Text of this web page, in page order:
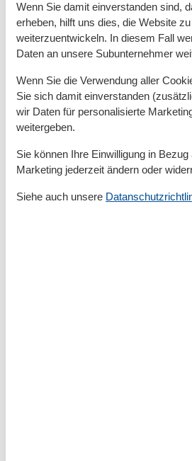
Basic
Anzahl der Stockwerke
Kinder willkommen
Nichtraucher
Zimmer
Draußen
Anzahl der Parkplätze
Privater P-Platz
Entfernung Einkauf
Wenn Sie damit einverstanden sind,
erheben, hilft uns dies, die Website
weiterzuentwickeln. In diesem Fall
Daten an unsere Subunternehmer
Wenn Sie die Verwendung aller
Sie sich damit einverstanden
wir Daten für personalisierte
weitergeben.
Sie können Ihre Einwilligung in
Marketing jederzeit ändern oder
Siehe auch unsere